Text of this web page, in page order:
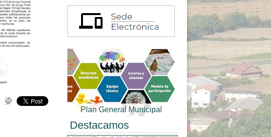
Plan General Municipal
Destacamos